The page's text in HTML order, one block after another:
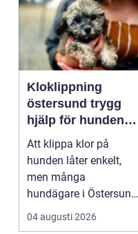
Kloklippning
östersund trygg
hjälp för hundens
tassar
Att klippa klor på
hunden låter enkelt,
men många
hundägare i Östersund
upplever motsatsen.
Hunden r...
04 augusti 2026